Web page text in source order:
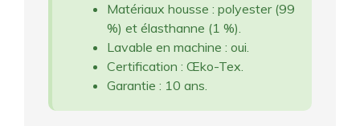
Matériaux housse : polyester (99
%) et élasthanne (1 %).
Lavable en machine : oui.
Certification : Œko-Tex.
Garantie : 10 ans.